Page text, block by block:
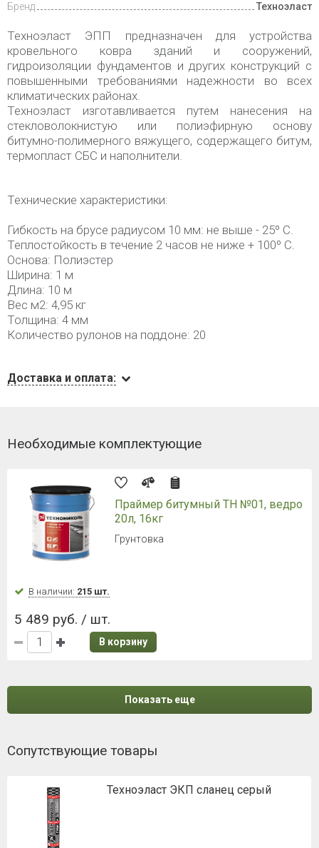
Бренд
Техноэласт
Техноэласт ЭПП предназначен для устройства
кровельного ковра зданий и сооружений,
гидроизоляции фундаментов и других конструкций с
повышенными требованиями надежности во всех
климатических районах.
Техноэласт изготавливается путем нанесения на
стекловолокнистую или полиэфирную основу
битумно-полимерного вяжущего, содержащего битум,
термопласт СБС и наполнители.
Технические характеристики:
Гибкость на брусе радиусом 10 мм: не выше - 25º С.
Теплостойкость в течение 2 часов не ниже + 100º С.
Основа: Полиэстер
Ширина: 1 м
Длина: 10 м
Вес м2: 4,95 кг
Толщина: 4 мм
Количество рулонов на поддоне: 20
Доставка и оплата:
Необходимые комплектующие
Праймер битумный ТН №01, ведро
20л, 16кг
Грунтовка
В наличии: 215 шт.
5 489 руб. / шт.
В корзину
Показать еще
Сопутствующие товары
Техноэласт ЭКП сланец серый